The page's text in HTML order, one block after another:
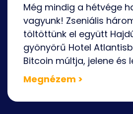
Még mindig a hétvége
vagyunk! Zseniális
töltöttünk el együtt
gyönyörű Hotel
Bitcoin múltja, jelene és
Megnézem >